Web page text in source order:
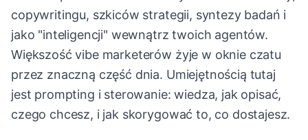
copywritingu, szkiców strategii, syntezy badań i
jako "inteligencji" wewnątrz twoich agentów.
Większość vibe marketerów żyje w oknie czatu
przez znaczną część dnia. Umiejętnością tutaj
jest prompting i sterowanie: wiedza, jak opisać,
czego chcesz, i jak skorygować to, co dostajesz.